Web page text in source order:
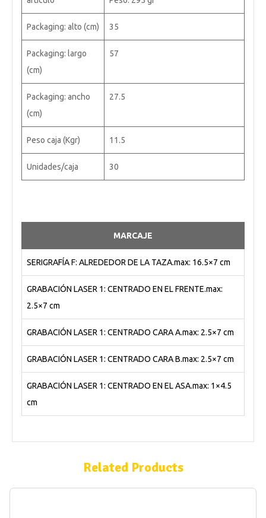
Packaging: alto (cm) 35
Packaging: largo
(cm)
57
Packaging: ancho
(cm)
27.5
Peso caja (Kgr) 11.5
Unidades/caja 30
MARCAJE
SERIGRAFÍA F: ALREDEDOR DE LA TAZA.max: 16.5×7 cm
GRABACIÓN LASER 1: CENTRADO EN EL FRENTE.max:
2.5×7 cm
GRABACIÓN LASER 1: CENTRADO CARA A.max: 2.5×7 cm
GRABACIÓN LASER 1: CENTRADO CARA B.max: 2.5×7 cm
GRABACIÓN LASER 1: CENTRADO EN EL ASA.max: 1×4.5
cm
Related Products